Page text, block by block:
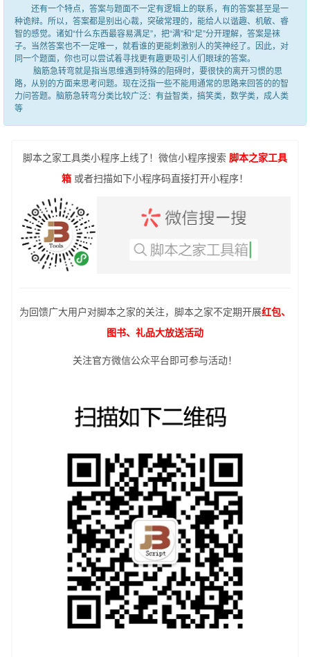
还有一个特点，答案与题面不一定有逻辑上的联系，有的答案甚至是一
种诡辩。所以，答案都是别出心裁，突破常理的，能给人以谐趣、机敏、睿
智的感觉。诸如“什么东西最容易满足”，把“满”和“足”分开理解，答案是袜
子。当然答案也不一定唯一，就看谁的更能刺激别人的笑神经了。因此，对
同一个题面，你也可以尝试着寻找更有趣更吸引人们眼球的答案。
脑筋急转弯就是指当思维遇到特殊的阻碍时，要很快的离开习惯的思
路，从别的方面来思考问题。现在泛指一些不能用通常的思路来回答的的智
力问答题。脑筋急转弯分类比较广泛：有益智类，搞笑类，数学类，成人类
等
脚本之家工具类小程序上线了！微信小程序搜索 脚本之家工具
箱 或者扫描如下小程序码直接打开小程序！
为回馈广大用户对脚本之家的关注，脚本之家不定期开展红包、
图书、礼品大放送活动
关注官方微信公众平台即可参与活动！